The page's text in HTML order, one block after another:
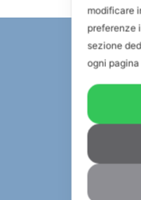
modificare
preferenze
sezione
ogni